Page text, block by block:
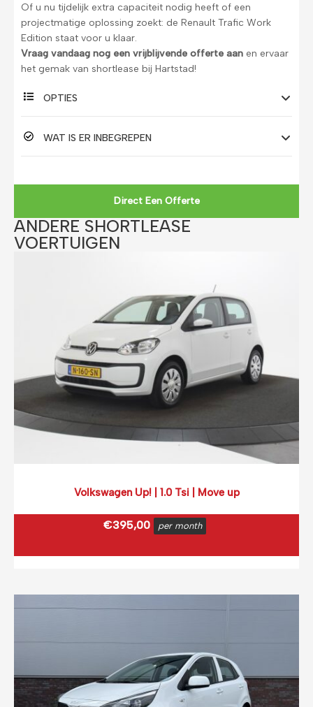
Of u nu tijdelijk extra capaciteit nodig heeft of een
projectmatige oplossing zoekt: de Renault Trafic Work
Edition staat voor u klaar.
Vraag vandaag nog een vrijblijvende offerte aan en ervaar
het gemak van shortlease bij Hartstad!
OPTIES
WAT IS ER INBEGREPEN
Direct Een Offerte
ANDERE SHORTLEASE
VOERTUIGEN​
Volkswagen Up! | 1.0 Tsi | Move up
€395,00 per month
Prijs op basis van 2000 km per month.